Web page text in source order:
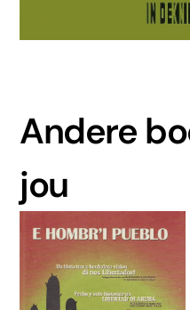
Andere
jou